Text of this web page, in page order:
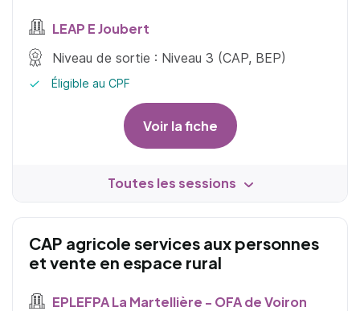
LEAP E Joubert
Niveau de sortie : Niveau 3 (CAP, BEP)
Éligible au CPF
Voir la fiche
Toutes les sessions
CAP agricole services aux personnes
et vente en espace rural
EPLEFPA La Martellière - OFA de Voiron